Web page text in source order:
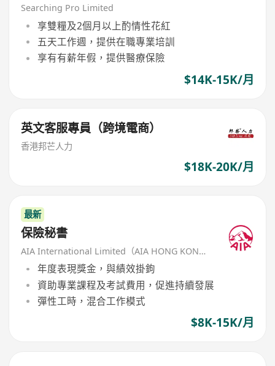
Searching Pro Limited
享雙糧及2個月以上酌情性花紅
五天工作週，提供在職專業培訓
享有有薪年假，提供醫療保險
$14K-15K/月
英文客服專員（跨境電商）
香港邦芒人力
$18K-20K/月
最新
保險秘書
AIA International Limited（AIA HONG KONG）
年度表現獎金，與績效掛鉤
資助專業課程及考試費用，促進持續發展
彈性工時，混合工作模式
$8K-15K/月